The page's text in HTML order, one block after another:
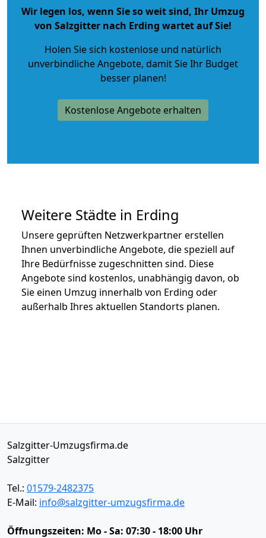
Wir legen los, wenn Sie so weit sind, Ihr Umzug
von Salzgitter nach Erding wartet auf Sie!
Holen Sie sich kostenlose und natürlich
unverbindliche Angebote, damit Sie Ihr Budget
besser planen!
Kostenlose Angebote erhalten
Weitere Städte in Erding
Unsere geprüften Netzwerkpartner erstellen
Ihnen unverbindliche Angebote, die speziell auf
Ihre Bedürfnisse zugeschnitten sind. Diese
Angebote sind kostenlos, unabhängig davon, ob
Sie einen Umzug innerhalb von Erding oder
außerhalb Ihres aktuellen Standorts planen.
Salzgitter-Umzugsfirma.de
Salzgitter
Tel.: 01579-2482375
E-Mail: info@salzgitter-umzugsfirma.de
Öffnungszeiten: Mo - Sa: 07:30 - 18:00 Uhr